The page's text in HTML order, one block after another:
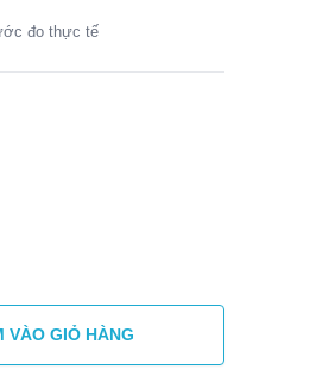
đo thực tế
VÀO GIỎ HÀNG